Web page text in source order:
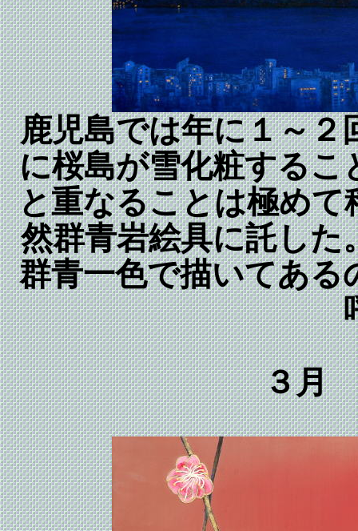
鹿児島では年に１～２
に桜島が雪化粧するこ
と重なることは極めて
然群青岩絵具に託した
群青一色で描いてある
３月